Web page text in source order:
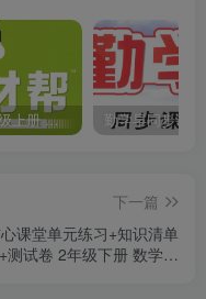
教材帮 8年级上册 语文人教版(2023秋)
下一篇
课堂单元练习+知识清单
+测试卷 2年级下册 数学北